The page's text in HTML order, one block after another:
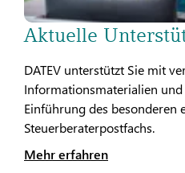
Aktuelle
DATEV unterstützt Sie mit
Informationsmaterialien
Einführung des besonderen
Steuerberaterpostfachs.
Mehr erfahren